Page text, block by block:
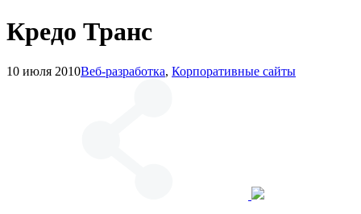
Кредо Транс
10 июля 2010Веб-разработка, Корпоративные сайты